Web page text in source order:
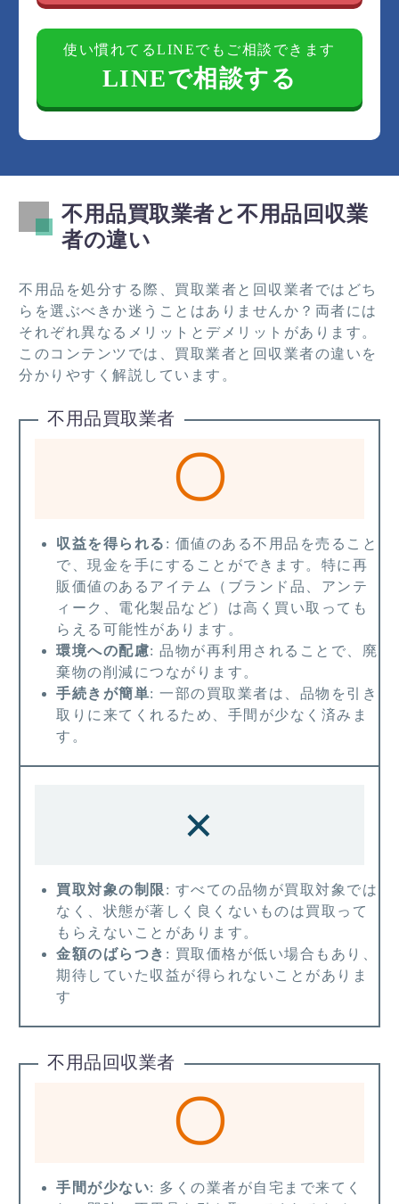
使い慣れてるLINEでもご相談できます
LINEで相談する
不用品買取業者と不用品回収業
者の違い
不用品を処分する際、買取業者と回収業者ではどち
らを選ぶべきか迷うことはありませんか？両者には
それぞれ異なるメリットとデメリットがあります。
このコンテンツでは、買取業者と回収業者の違いを
分かりやすく解説しています。
不用品買取業者
〇
収益を得られる : 価値のある不用品を売ること
で、現金を手にすることができます。特に再
販価値のあるアイテム（ブランド品、アンテ
ィーク、電化製品など）は高く買い取っても
らえる可能性があります。
環境への配慮: 品物が再利用されることで、廃
棄物の削減につながります。
手続きが簡単: 一部の買取業者は、品物を引き
取りに来てくれるため、手間が少なく済みま
す。
×
買取対象の制限: すべての品物が買取対象では
なく、状態が著しく良くないものは買取って
もらえないことがあります。
金額のばらつき : 買取価格が低い場合もあり、
期待していた収益が得られないことがありま
す
不用品回収業者
〇
手間が少ない: 多くの業者が自宅まで来てく